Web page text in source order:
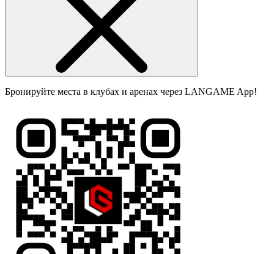
Бронируйте места в клубах и аренах через LANGAME App!